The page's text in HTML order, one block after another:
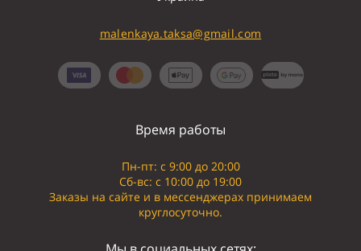
malenkaya.taksa@gmail.com
Время работы
Пн-пт: с 9:00 до 20:00
Сб-вс: с 10:00 до 19:00
Заказы на сайте и в мессенджерах принимаем
круглосуточно.